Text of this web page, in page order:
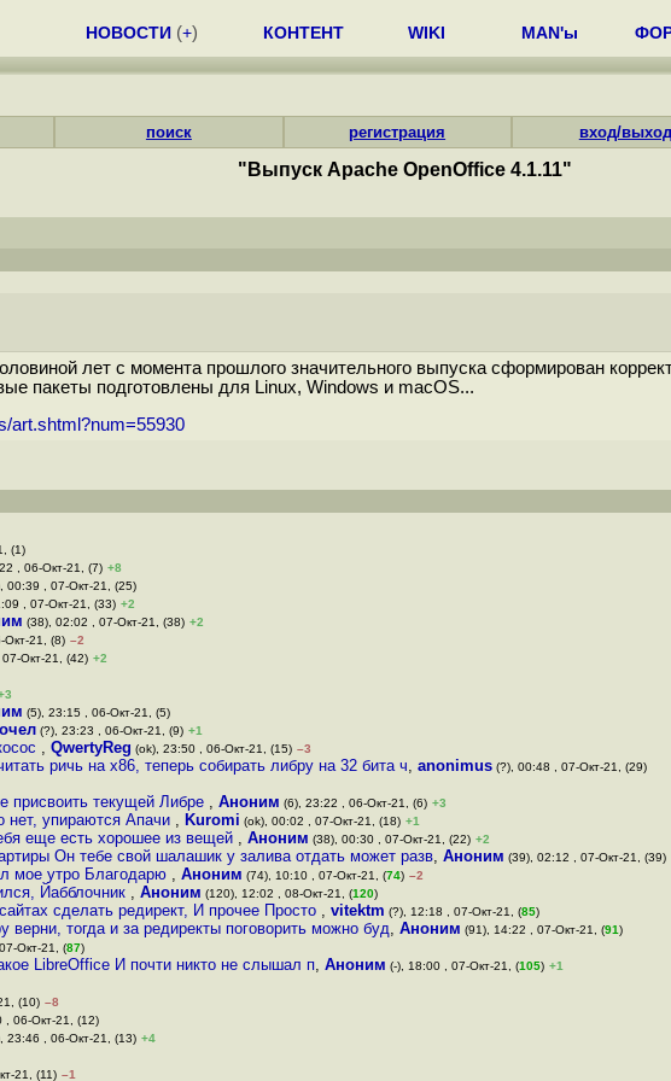
НОВОСТИ (+) КОНТЕНТ WIKI MAN'ы
поиск регистрация вход/выход
"Выпуск Apache OpenOffice 4.1.11"
лет с момента прошлого значительного выпуска сформирован
пакеты подготовлены для Linux, Windows и macOS...
art.shtml?num=55930
(1)
, 06-Окт-21, (7) +8
00:39 , 07-Окт-21, (25)
, 07-Окт-21, (33) +2
(38), 02:02 , 07-Окт-21, (38) +2
Окт-21, (8) –2
Окт-21, (42) +2
(5), 23:15 , 06-Окт-21, (5)
(?), 23:23 , 06-Окт-21, (9) +1
, QwertyReg (ok), 23:50 , 06-Окт-21, (15) –3
ричь на х86, теперь собирать либру на 32 бита ч, anonimus (?), 00:48 , 07-Окт-21, (29)
присвоить текущей Либре , Аноним (6), 23:22 , 06-Окт-21, (6) +3
упираются Апачи , Kuromi (ok), 00:02 , 07-Окт-21, (18) +1
еще есть хорошее из вещей , Аноним (38), 00:30 , 07-Окт-21, (22) +2
Он тебе свой шалашик у залива отдать может разв, Аноним (39), 02:12 , 07-Окт-21, (39)
мое утро Благодарю , Аноним (74), 10:10 , 07-Окт-21, (74) –2
Йабблочник , Аноним (120), 12:02 , 08-Окт-21, (120)
сделать редирект, И прочее Просто , vitektm (?), 12:18 , 07-Окт-21, (85)
тогда и за редиректы поговорить можно буд, Аноним (91), 14:22 , 07-Окт-21, (91)
Окт-21, (87)
LibreOffice И почти никто не слышал п, Аноним (-), 18:00 , 07-Окт-21, (105) +1
(10) –8
, 06-Окт-21, (12)
23:46 , 06-Окт-21, (13) +4
21, (11) –1